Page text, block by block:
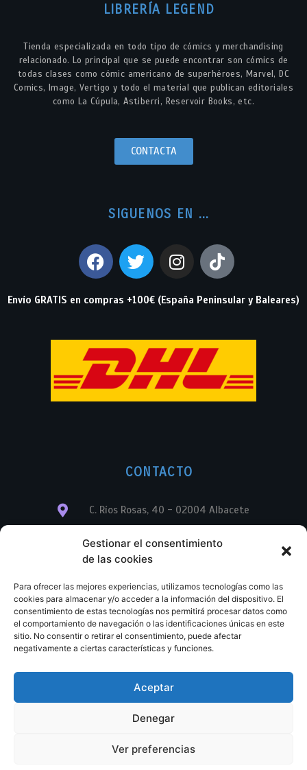
Gestionar el consentimiento
de las cookies
Para ofrecer las mejores experiencias, utilizamos tecnologías como las
cookies para almacenar y/o acceder a la información del dispositivo. El
consentimiento de estas tecnologías nos permitirá procesar datos como
el comportamiento de navegación o las identificaciones únicas en este
sitio. No consentir o retirar el consentimiento, puede afectar
negativamente a ciertas características y funciones.
Aceptar
Denegar
Ver preferencias
LIBRERÍA LEGEND
Tienda especializada en todo tipo de cómics y merchandising
relacionado. Lo principal que se puede encontrar son cómics de
todas clases como cómic americano de superhéroes, Marvel, DC
Comics, Image, Vertigo y todo el material que publican editoriales
como La Cúpula, Astiberri, Reservoir Books, etc.
CONTACTA
SIGUENOS EN ...
Envío GRATIS en compras +100€ (España Peninsular y Baleares)
CONTACTO
C. Ríos Rosas, 40 - 02004 Albacete
info@librerialegend.com
+34 600 875 604
+34 967 74 17 07
© Copyright – Libreria Legend – Web diseñada por